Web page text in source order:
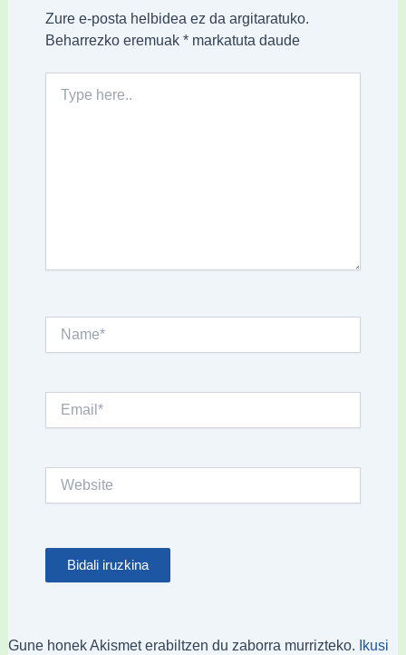
Zure e-posta helbidea ez da argitaratuko.
Beharrezko eremuak *markatuta daude
here..
Gune honek Akismet erabiltzen du zaborra murrizteko.
Ikusi